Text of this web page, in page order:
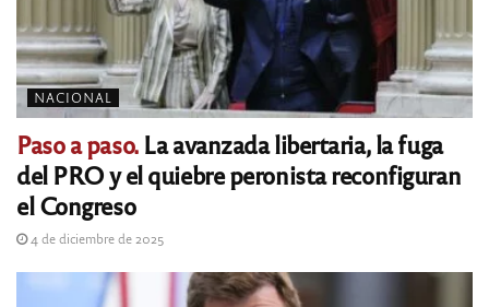
NACIONAL
Paso a paso.La avanzada libertaria, la fuga
del PRO y el quiebre peronista reconfiguran
el Congreso
4 de diciembre de 2025